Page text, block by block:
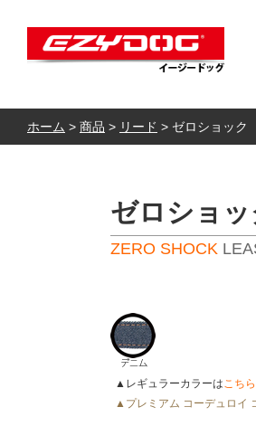
ホーム > 商品 > リード > ゼロショック
ゼロショッ
ZERO SHOCK
▲レギュラーカラーはこちら
▲プレミアム コーデュロイ